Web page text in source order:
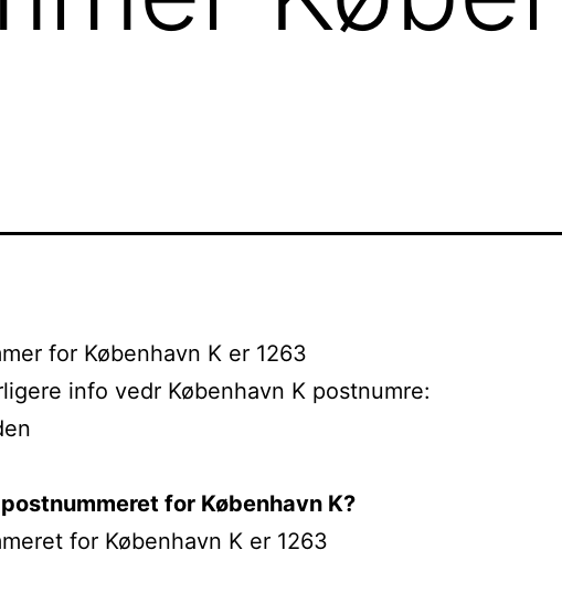
for København K er 1263
info vedr København K postnumre:
for København K?
for København K er 1263